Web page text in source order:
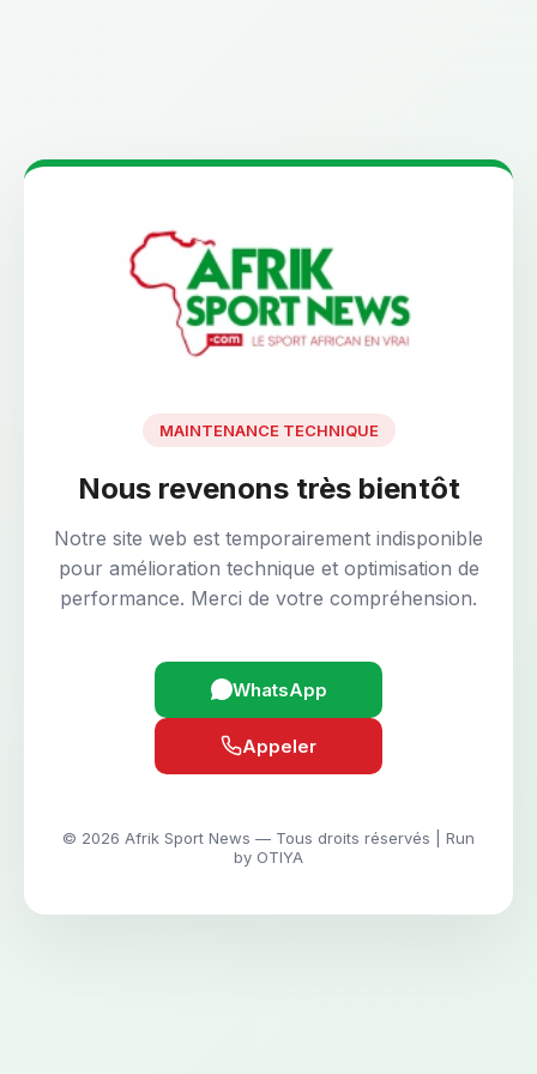
MAINTENANCE TECHNIQUE
Nous revenons très bientôt
Notre site web est temporairement indisponible
pour amélioration technique et optimisation de
performance. Merci de votre compréhension.
WhatsApp
Appeler
© 2026 Afrik Sport News — Tous droits réservés | Run
by OTIYA